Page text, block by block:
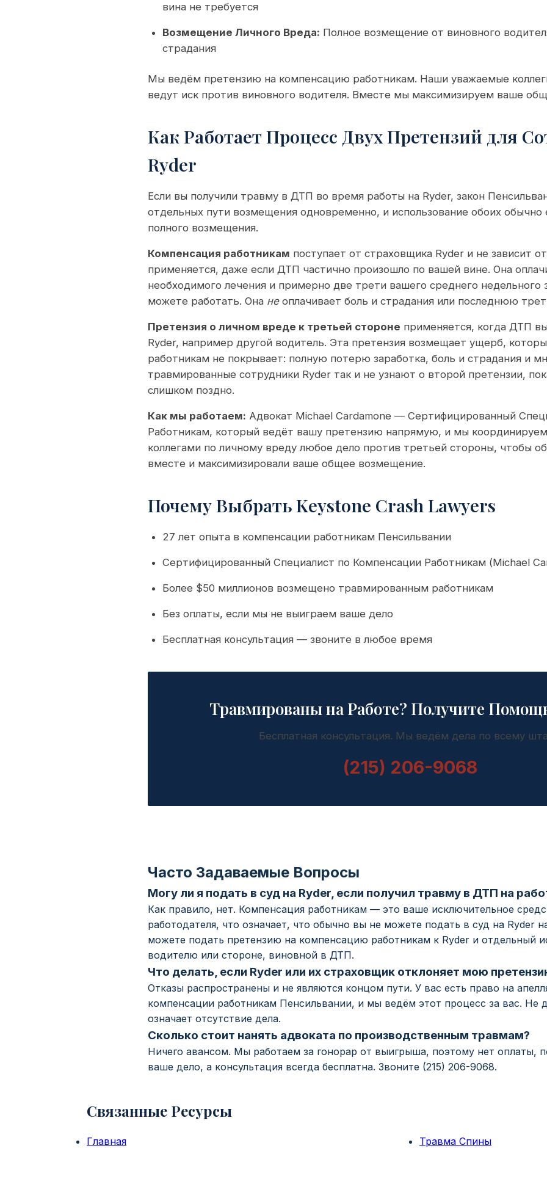
вина не требуется
Возмещение Личного Вреда: Полное возмещение от виновного
страдания
Мы ведём претензию на компенсацию работникам. Наши уважаемые
ведут иск против виновного водителя. Вместе мы максимизируем ваше
Как Работает Процесс Двух Претензий для
Ryder
Если вы получили травму в ДТП во время работы на Ryder, закон
отдельных пути возмещения одновременно, и использование обоих обычно
полного возмещения.
Компенсация работникам поступает от страховщика Ryder и не зависит
применяется, даже если ДТП частично произошло по вашей вине. Она
необходимого лечения и примерно две трети вашего среднего недельного
можете работать. Она неоплачивает боль и страдания или последнюю
Претензия о личном вреде к третьей стороне применяется, когда ДТП
Ryder, например другой водитель. Эта претензия возмещает ущерб,
работникам не покрывает: полную потерю заработка, боль и страдания и
травмированные сотрудники Ryder так и не узнают о второй претензии,
слишком поздно.
Как мы работаем: Адвокат Michael Cardamone — Сертифицированный
Работникам, который ведёт вашу претензию напрямую, и мы
коллегами по личному вреду любое дело против третьей стороны, чтобы
вместе и максимизировали ваше общее возмещение.
Почему Выбрать Keystone Crash Lawyers
27 лет опыта в компенсации работникам Пенсильвании
Сертифицированный Специалист по Компенсации Работникам (Michael
Более $50 миллионов возмещено травмированным работникам
Без оплаты, если мы не выиграем ваше дело
Бесплатная консультация — звоните в любое время
Травмированы на Работе? Получите
Бесплатная консультация. Мы ведём дела по всему
(215) 206-9068
Часто Задаваемые Вопросы
Могу ли я подать в суд на Ryder, если получил травму в ДТП на
Как правило, нет. Компенсация работникам — это ваше исключительное
работодателя, что означает, что обычно вы не можете подать в суд на Ryder
можете подать претензию на компенсацию работникам к Ryder и отдельный
водителю или стороне, виновной в ДТП.
Что делать, если Ryder или их страховщик отклоняет мою
Отказы распространены и не являются концом пути. У вас есть право на
компенсации работникам Пенсильвании, и мы ведём этот процесс за вас. Не
означает отсутствие дела.
Сколько стоит нанять адвоката по производственным травмам?
Ничего авансом. Мы работаем за гонорар от выигрыша, поэтому нет оплаты,
ваше дело, а консультация всегда бесплатна. Звоните (215) 206-9068.
Связанные Ресурсы
Главная Травма Спины